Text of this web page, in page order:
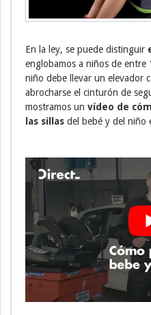
En la ley, se puede distinguir
englobamos a niños de entre
niño debe llevar un elevador
abrocharse el cinturón de
mostramos un vídeo de
las sillas del bebé y del niño